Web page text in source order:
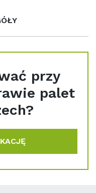
przy
palet